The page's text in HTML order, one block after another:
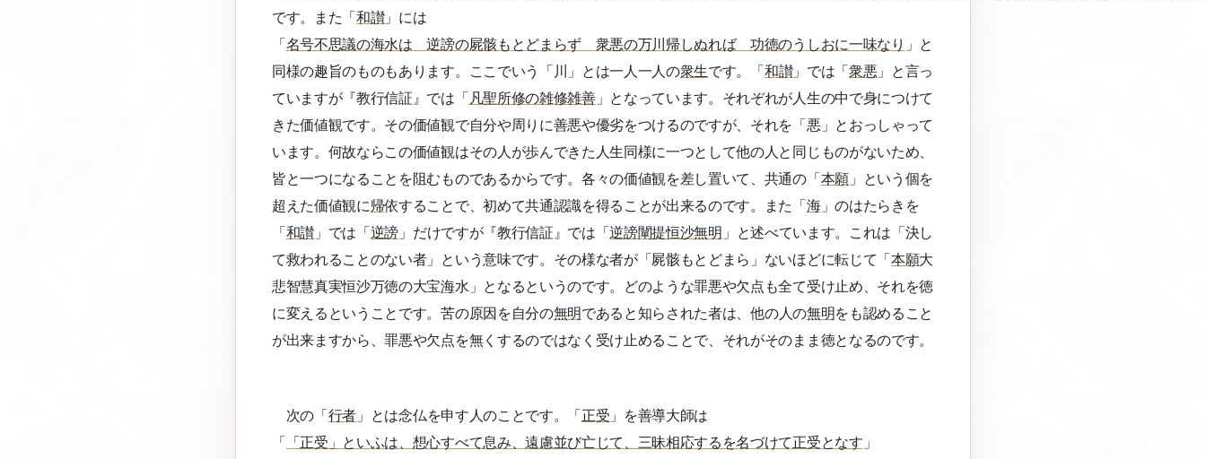
です。また「和讃」には
「 名号不思議の海水は 逆謗の屍骸もとどまらず 衆悪の万川帰しぬれば 功徳のうしおに一味なり 」と
同様の趣旨のものもあります。ここでいう「川」とは一人一人の衆生です。「 和讃」では「 衆悪 」と言っ
ていますが『教行信証』では「 凡聖所修の雑修雑善」となっています。それぞれが人生の中で身につけて
きた価値観です。その価値観で自分や周りに善悪や優劣をつけるのですが、それを「悪」とおっしゃって
います。何故ならこの価値観はその人が歩んできた人生同様に一つとして他の人と同じものがないため、
皆と一つになることを阻むものであるからです。各々の価値観を差し置いて、共通の「 本願」という個を
超えた価値観に帰依することで、初めて共通認識を得ることが出来るのです。また「 海」のはたらきを
「 和讃 」では「 逆謗 」だけですが『教行信証』では「逆謗闡提恒沙無明 」と述べています。これは「決し
て救われることのない者」という意味です。その様な者が「屍骸もとどまら」ないほどに転じて「 本願大
悲智慧真実恒沙万徳の大宝海水」となるというのです。どのような罪悪や欠点も全て受け止め、それを徳
に変えるということです。苦の原因を自分の無明であると知らされた者は、他の人の無明をも認めること
が出来ますから、罪悪や欠点を無くするのではなく受け止めることで、それがそのまま徳となるのです。
次の「 行者 」とは念仏を申す人のことです。「 正受 」を善導大師は
「
「正受」といふは、想心すべて息み、遠慮並び亡じて、三昧相応するを名づけて正受となす 」